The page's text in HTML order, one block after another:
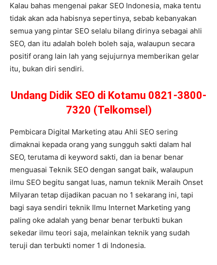
Kalau bahas mengenai pakar SEO Indonesia, maka tentu
tidak akan ada habisnya sepertinya, sebab kebanyakan
semua yang pintar SEO selalu bilang dirinya sebagai ahli
SEO, dan itu adalah boleh boleh saja, walaupun secara
positif orang lain lah yang sejujurnya memberikan gelar
itu, bukan diri sendiri.
Undang Didik SEO di Kotamu 0821-3800-
7320 (Telkomsel)
Pembicara Digital Marketing atau Ahli SEO sering
dimaknai kepada orang yang sungguh sakti dalam hal
SEO, terutama di keyword sakti, dan ia benar benar
menguasai Teknik SEO dengan sangat baik, walaupun
ilmu SEO begitu sangat luas, namun teknik Meraih Onset
Milyaran tetap dijadikan pacuan no 1 sekarang ini, tapi
bagi saya sendiri teknik Ilmu Internet Marketing yang
paling oke adalah yang benar benar terbukti bukan
sekedar ilmu teori saja, melainkan teknik yang sudah
teruji dan terbukti nomer 1 di Indonesia.